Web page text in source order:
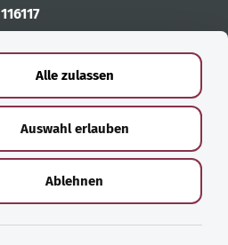
Alle zulassen
Auswahl erlauben
Ablehnen
116117